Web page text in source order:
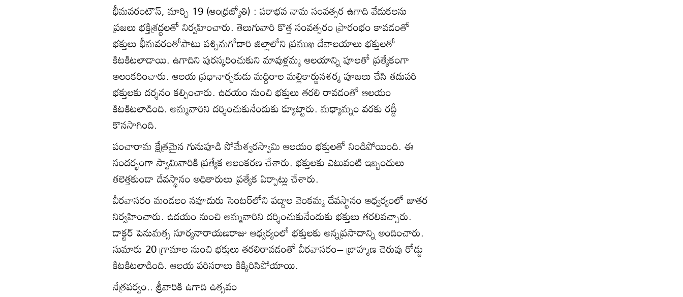
భీమవరంటౌన్‌, మార్చి 19 (ఆంధ్రజ్యోతి) : పరాభవ నామ సంవత్సర ఉగాది వేడుకలను
ప్రజలు భక్తిశ్రద్ధలతో నిర్వహించారు. తెలుగువారి కొత్త సంవత్సరం ప్రారంభం కావడంతో
భక్తులు భీమవరంతోపాటు పశ్చిమగోదారి జిల్లాలోని ప్రముఖ దేవాలయాలు భక్తులతో
కిటకిటలాడాయి. ఉగాదిని పురస్కరించుకుని మావుళ్లమ్మ ఆలయాన్ని పూలతో ప్రత్యేకంగా
అలంకరించారు. ఆలయ ప్రధానార్చకుడు మద్దిరాల మల్లికార్జునశర్మ పూజలు చేసి తదుపరి
భక్తులకు దర్శనం కల్పించారు. ఉదయం నుంచి భక్తులు తరలి రావడంతో ఆలయం
కిటకిటలాడింది. అమ్మవారిని దర్శించుకునేందుకు క్యూట్టారు. మధ్యామ్నం వరకు రద్దీ
కొనసాగింది.
పంచారామ క్షేత్రమైన గునుపూడి సోమేశ్వరస్వామి ఆలయం భక్తులతో నిండిపోయింది. ఈ
సందర్భంగా స్వామివారికి ప్రత్యేక అలంకరణ చేశారు. భక్తులకు ఎటువంటి ఇబ్బందులు
తలెత్తకుండా దేవస్థానం అధికారులు ప్రత్యేక ఏర్పాట్లు చేశారు.
వీరవాసరం మండలం నవూడురు సెంటర్‌లోని పద్దాల వెంకమ్మ దేవస్థానం ఆధ్వర్యంలో జాతర
నిర్వహించారు. ఉదయం నుంచి అమ్మవారిని దర్శించుకునేందుకు భక్తులు తరలివచ్చారు.
డాక్టర్‌ పెనుమత్స సూర్యనారాయణరాజు ఆధ్వర్యంలో భక్తులకు అన్నప్రసాదాన్ని అందించారు.
సుమారు 20 గ్రామాల నుంచి భక్తులు తరలిరావడంతో వీరవాసరం– బ్రాహ్మణ చెరువు రోడ్డు
కిటకిటలాడింది. ఆలయ పరిసరాలు కిక్కిరిసిపోయాయి.
నేత్రపర్వం.. శ్రీవారికి ఉగాది ఉత్సవం